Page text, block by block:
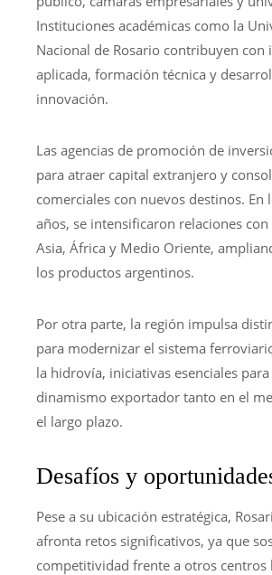
Instituciones académicas como la
Nacional de Rosario contribuyen con
aplicada, formación técnica y
innovación.
Las agencias de promoción de
para atraer capital extranjero y
comerciales con nuevos destinos. En
años, se intensificaron relaciones
Asia, África y Medio Oriente,
los productos argentinos.
Por otra parte, la región impulsa
para modernizar el sistema
la hidrovía, iniciativas esenciales
dinamismo exportador tanto en el
el largo plazo.
Desafíos y
Pese a su ubicación estratégica,
afronta retos significativos, ya que
competitividad frente a otros centros